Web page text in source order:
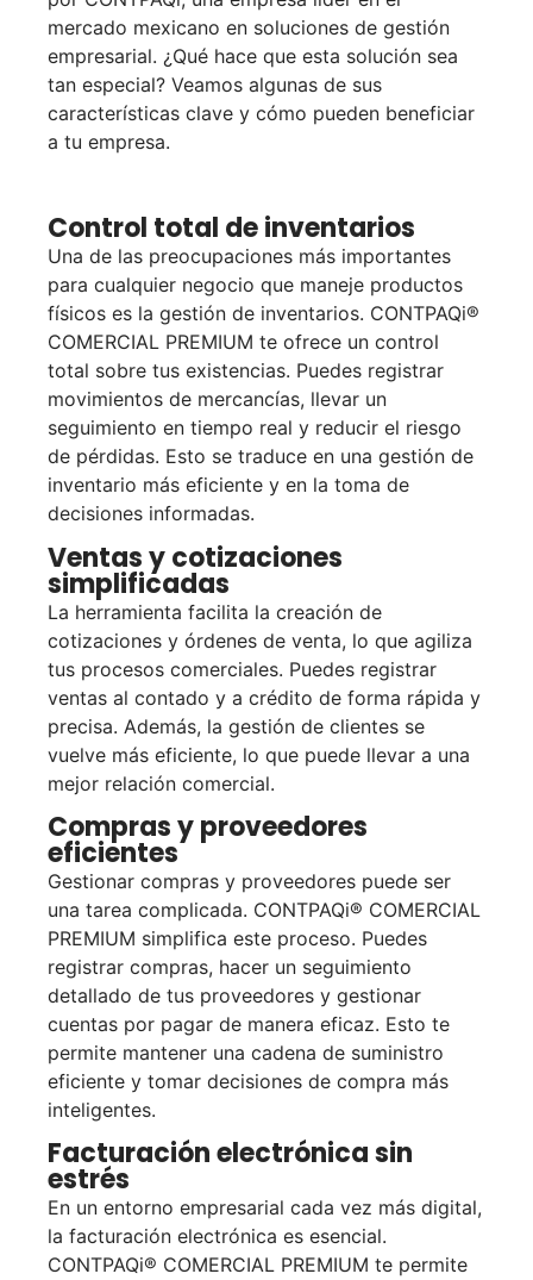
mercado mexicano en soluciones de gestión
empresarial. ¿Qué hace que esta solución sea
tan especial? Veamos algunas de sus
características clave y cómo pueden beneficiar
a tu empresa.
Control total de inventarios
Una de las preocupaciones más importantes
para cualquier negocio que maneje productos
físicos es la gestión de inventarios. CONTPAQi®
COMERCIAL PREMIUM te ofrece un control
total sobre tus existencias. Puedes registrar
movimientos de mercancías, llevar un
seguimiento en tiempo real y reducir el riesgo
de pérdidas. Esto se traduce en una gestión de
inventario más eficiente y en la toma de
decisiones informadas.
Ventas y cotizaciones
simplificadas
La herramienta facilita la creación de
cotizaciones y órdenes de venta, lo que agiliza
tus procesos comerciales. Puedes registrar
ventas al contado y a crédito de forma rápida y
precisa. Además, la gestión de clientes se
vuelve más eficiente, lo que puede llevar a una
mejor relación comercial.
Compras y proveedores
eficientes
Gestionar compras y proveedores puede ser
una tarea complicada. CONTPAQi® COMERCIAL
PREMIUM simplifica este proceso. Puedes
registrar compras, hacer un seguimiento
detallado de tus proveedores y gestionar
cuentas por pagar de manera eficaz. Esto te
permite mantener una cadena de suministro
eficiente y tomar decisiones de compra más
inteligentes.
Facturación electrónica sin
estrés
En un entorno empresarial cada vez más digital,
la facturación electrónica es esencial.
CONTPAQi® COMERCIAL PREMIUM te permite